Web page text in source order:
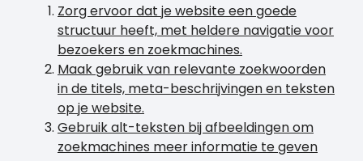
Zorg ervoor dat je website een goede
structuur heeft, met heldere navigatie voor
bezoekers en zoekmachines.
Maak gebruik van relevante zoekwoorden
in de titels, meta-beschrijvingen en teksten
op je website.
Gebruik alt-teksten bij afbeeldingen om
zoekmachines meer informatie te geven